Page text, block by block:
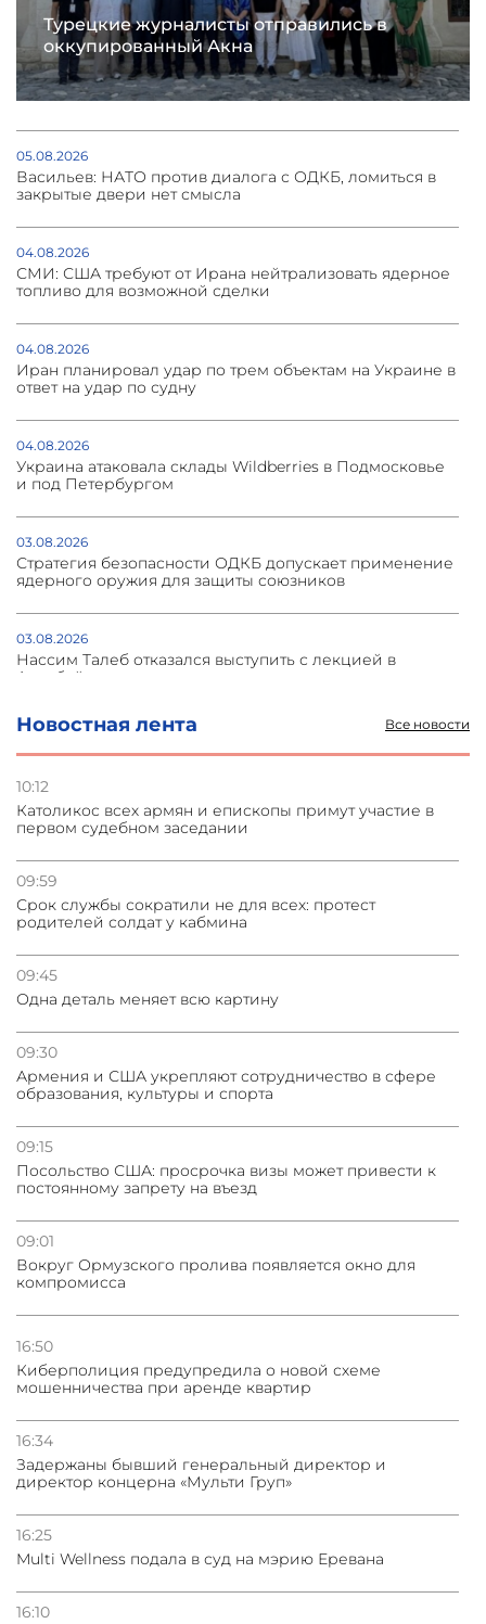
Новостная лента Все новости
10:12
Католикос всех армян и епископы примут участие в
первом судебном заседании
09:59
Срок службы сократили не для всех: протест
родителей солдат у кабмина
09:45
Одна деталь меняет всю картину
09:30
Армения и США укрепляют сотрудничество в сфере
образования, культуры и спорта
09:15
Посольство США: просрочка визы может привести к
постоянному запрету на въезд
09:01
Вокруг Ормузского пролива появляется окно для
компромисса
16:50
Киберполиция предупредила о новой схеме
мошенничества при аренде квартир
16:34
Задержаны бывший генеральный директор и
директор концерна «Мульти Груп»
16:25
Multi Wellness подала в суд на мэрию Еревана
16:10
Турецкие журналисты отправились в
оккупированный Акна
05.08.2026
Васильев: НАТО против диалога с ОДКБ, ломиться в
закрытые двери нет смысла
04.08.2026
СМИ: США требуют от Ирана нейтрализовать ядерное
топливо для возможной сделки
04.08.2026
Иран планировал удар по трем объектам на Украине в
ответ на удар по судну
04.08.2026
Украина атаковала склады Wildberries в Подмосковье
и под Петербургом
03.08.2026
Стратегия безопасности ОДКБ допускает применение
ядерного оружия для защиты союзников
03.08.2026
Нассим Талеб отказался выступить с лекцией в
Азербайджане
31.07.2026
Сотрудничество и очереди – детали визита главы
31.07.2026
31.07.2026
условии прекращения огня